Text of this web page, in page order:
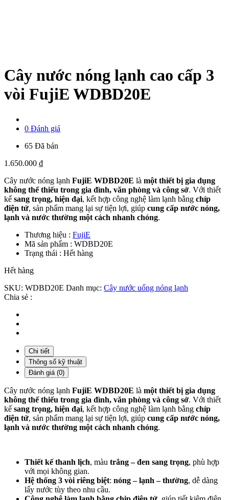
Cây nước nóng lạnh cao cấp 3
vòi FujiE WDBD20E
0 Đánh giá
65 Đã bán
1.650.000 ₫
Cây nước nóng lạnh FujiE WDBD20E là một thiết bị gia dụng
không thể thiếu trong gia đình, văn phòng và công sở. Với thiết
kế sang trọng, hiện đại, kết hợp công nghệ làm lạnh bằng chíp
điện tử, sản phẩm mang lại sự tiện lợi, giúp cung cấp nước nóng,
lạnh và nước thường một cách nhanh chóng.
Thương hiệu : FujiE
Mã sản phẩm : WDBD20E
Trạng thái : Hết hàng
Hết hàng
SKU: WDBD20E Danh mục: Cây nước uống nóng lạnh
Chia sẻ :
Chi tiết
Thông số kỹ thuật
Đánh giá (0)
Cây nước nóng lạnh FujiE WDBD20E là một thiết bị gia dụng
không thể thiếu trong gia đình, văn phòng và công sở. Với thiết
kế sang trọng, hiện đại, kết hợp công nghệ làm lạnh bằng chíp
điện tử, sản phẩm mang lại sự tiện lợi, giúp cung cấp nước nóng,
lạnh và nước thường một cách nhanh chóng.
Thiết kế thanh lịch, màu trắng – đen sang trọng, phù hợp
với mọi không gian.
Hệ thống 3 vòi riêng biệt: nóng – lạnh – thường, dễ dàng
lấy nước tùy theo nhu cầu.